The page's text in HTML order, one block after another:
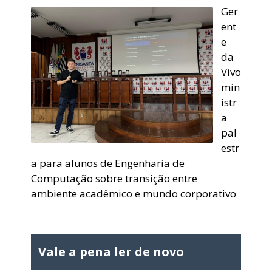
Ger
ent
e
da
Vivo
min
istr
a
pal
estr
a para alunos de Engenharia de
Computação sobre transição entre
ambiente acadêmico e mundo corporativo
Vale a pena ler de novo